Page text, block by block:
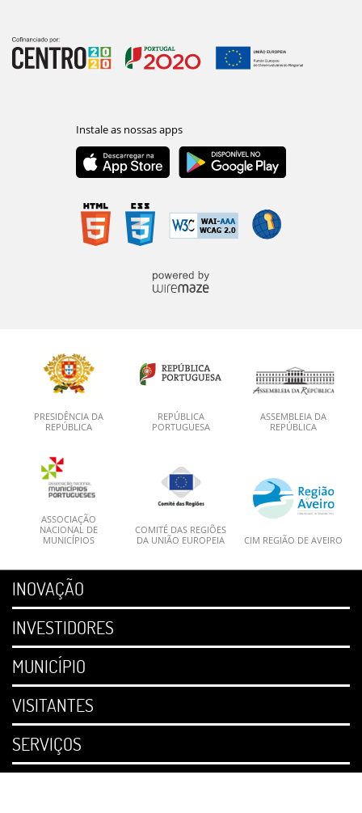
PRESIDÊNCIA DA
REPÚBLICA
REPÚBLICA
PORTUGUESA
ASSEMBLEIA DA
REPÚBLICA
ASSOCIAÇÃO
NACIONAL DE
MUNICÍPIOS
COMITÉ DAS REGIÕES
DA UNIÃO EUROPEIA
CIM REGIÃO DE AVEIRO
INOVAÇÃO
INVESTIDORES
MUNICÍPIO
VISITANTES
SERVIÇOS